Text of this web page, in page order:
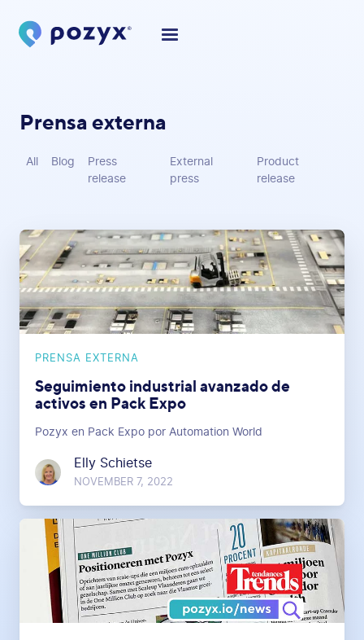
Prensa externa
All Blog
Press
release
External
press
Product
release
PRENSA EXTERNA
Seguimiento industrial avanzado de
activos en Pack Expo
Pozyx en Pack Expo por Automation World
Elly Schietse
NOVEMBER 7, 2022